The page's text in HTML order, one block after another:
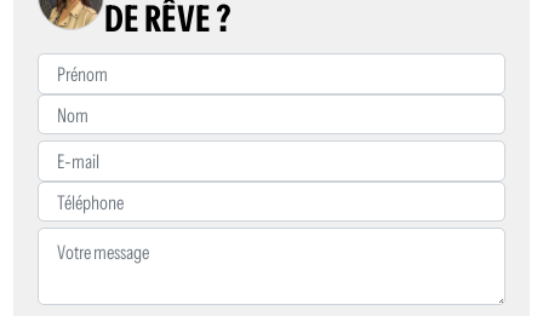
DE RÊVE ?